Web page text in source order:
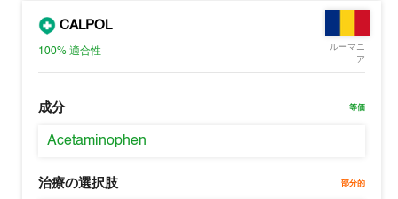
CALPOL
100%適合性
ルーマニ
ア
成分 等価
Acetaminophen
治療の選択肢 部分的